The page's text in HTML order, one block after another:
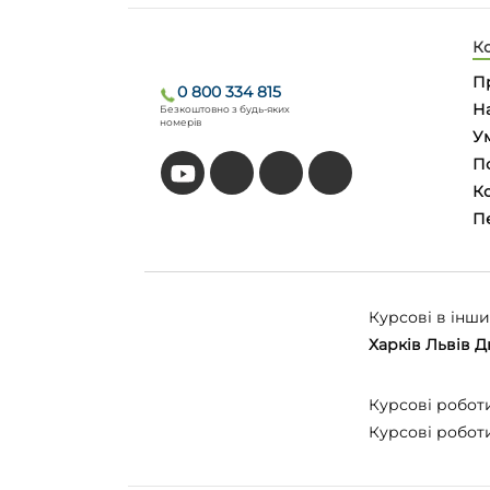
0 800 334 815
Безкоштовно з будь-яких
номерів
Курсові в
Харків Львів
Курсові
Курсові